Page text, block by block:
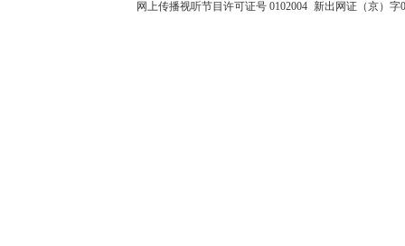
网上传播视听节目许可证号 0102004 新出网证（京）